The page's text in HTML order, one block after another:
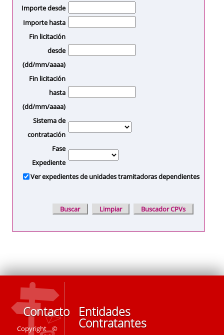
Importe desde
Importe hasta
Fin licitación
desde
(dd/mm/aaaa)
Fin licitación
hasta
(dd/mm/aaaa)
Sistema de
contratación
Fase
Expediente
Ver expedientes de unidades tramitadoras dependientes
Contacto
Copyright ©
Entidades
Contratantes